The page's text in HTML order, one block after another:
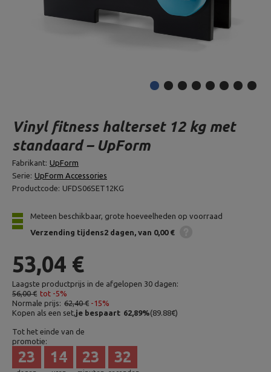
Vinyl fitness halterset 12 kg met
standaard – UpForm
Fabrikant: UpForm
Serie: UpForm Accessories
Productcode: UFDS06SET12KG
Meteen beschikbaar, grote hoeveelheden op voorraad
Verzending tijdens2 dagen van 0,00 €
53,04 €
Laagste productprijs in de afgelopen 30 dagen:
56,00 € tot -5%
Normale prijs: 62,40 € -15%
Kopen als een set,je bespaart 62,89%(89.88€)
Tot het einde van de
promotie:
23 14 23 30